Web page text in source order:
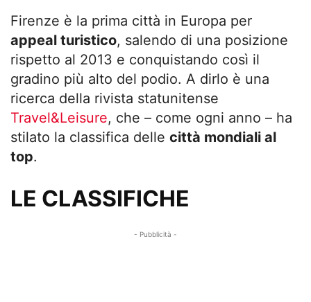
Firenze è la prima città in Europa per
appeal turistico, salendo di una posizione
rispetto al 2013 e conquistando così il
gradino più alto del podio. A dirlo è una
ricerca della rivista statunitense
Travel&Leisure, che – come ogni anno – ha
stilato la classifica delle città mondiali al
top.
LE CLASSIFICHE
- Pubblicità -